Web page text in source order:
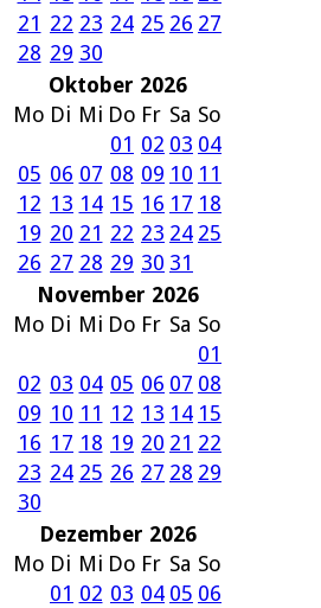
21 22 23 24 25 26 27
28 29 30
Oktober 2026
Mo Di Mi Do Fr Sa So
01 02 03 04
05 06 07 08 09 10 11
12 13 14 15 16 17 18
19 20 21 22 23 24 25
26 27 28 29 30 31
November 2026
Mo Di Mi Do Fr Sa So
01
02 03 04 05 06 07 08
09 10 11 12 13 14 15
16 17 18 19 20 21 22
23 24 25 26 27 28 29
30
Dezember 2026
Mo Di Mi Do Fr Sa So
01 02 03 04 05 06